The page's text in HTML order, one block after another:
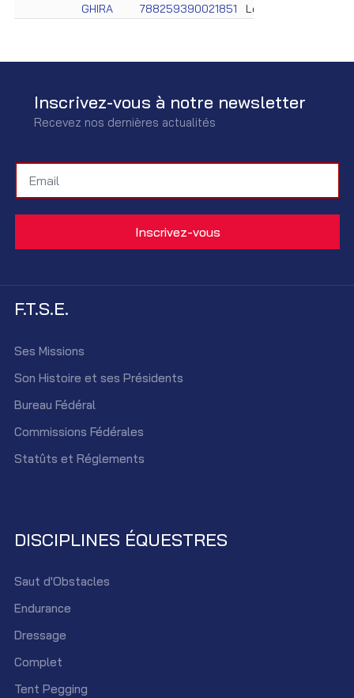
GHIRA
788259390021851
Le Cavalier
Inscrivez-vous à notre newsletter
Recevez nos dernières actualités
F.T.S.E.
Ses Missions
Son Histoire et ses Présidents
Bureau Fédéral
Commissions Fédérales
Statûts et Réglements
DISCIPLINES ÉQUESTRES
Saut d'Obstacles
Endurance
Dressage
Complet
Tent Pegging